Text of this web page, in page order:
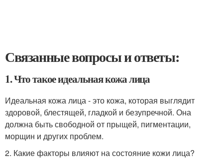
Связанные вопросы и ответы:
1. Что такое идеальная кожа лица
Идеальная кожа лица - это кожа, которая выглядит
здоровой, блестящей, гладкой и безупречной. Она
должна быть свободной от прыщей, пигментации,
морщин и других проблем.
2. Какие факторы влияют на состояние кожи лица?